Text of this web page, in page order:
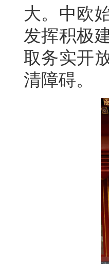
大。中欧
发挥积极
取务实开
清障碍。